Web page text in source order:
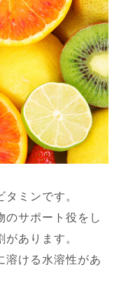
ミンです。
のサポート役をし
あります。
溶ける水溶性があ